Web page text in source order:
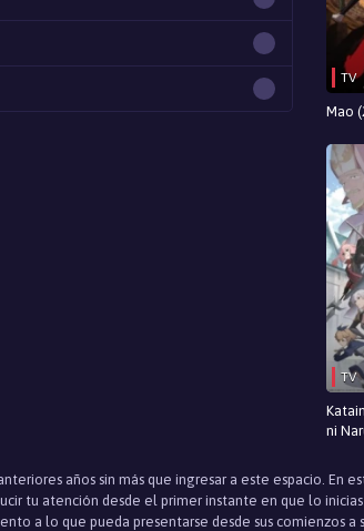
TV
Mao
TV
ni
años sin más que ingresar a este espacio. En
tu atención desde el primer instante en que lo
a lo que pueda presentarse desde sus comienzos a